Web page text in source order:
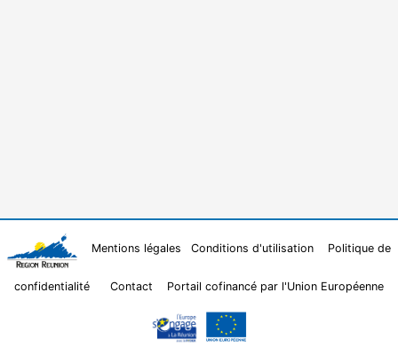
Mentions légales Conditions d'utilisation Politique de
confidentialité Contact Portail cofinancé par l'Union Européenne